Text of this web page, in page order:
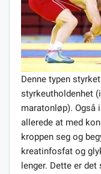
Denne typen
styrkeutholdenhet
maratonløp). Også
allerede at med
kroppen seg og
kreatinfosfat og
lenger. Dette er